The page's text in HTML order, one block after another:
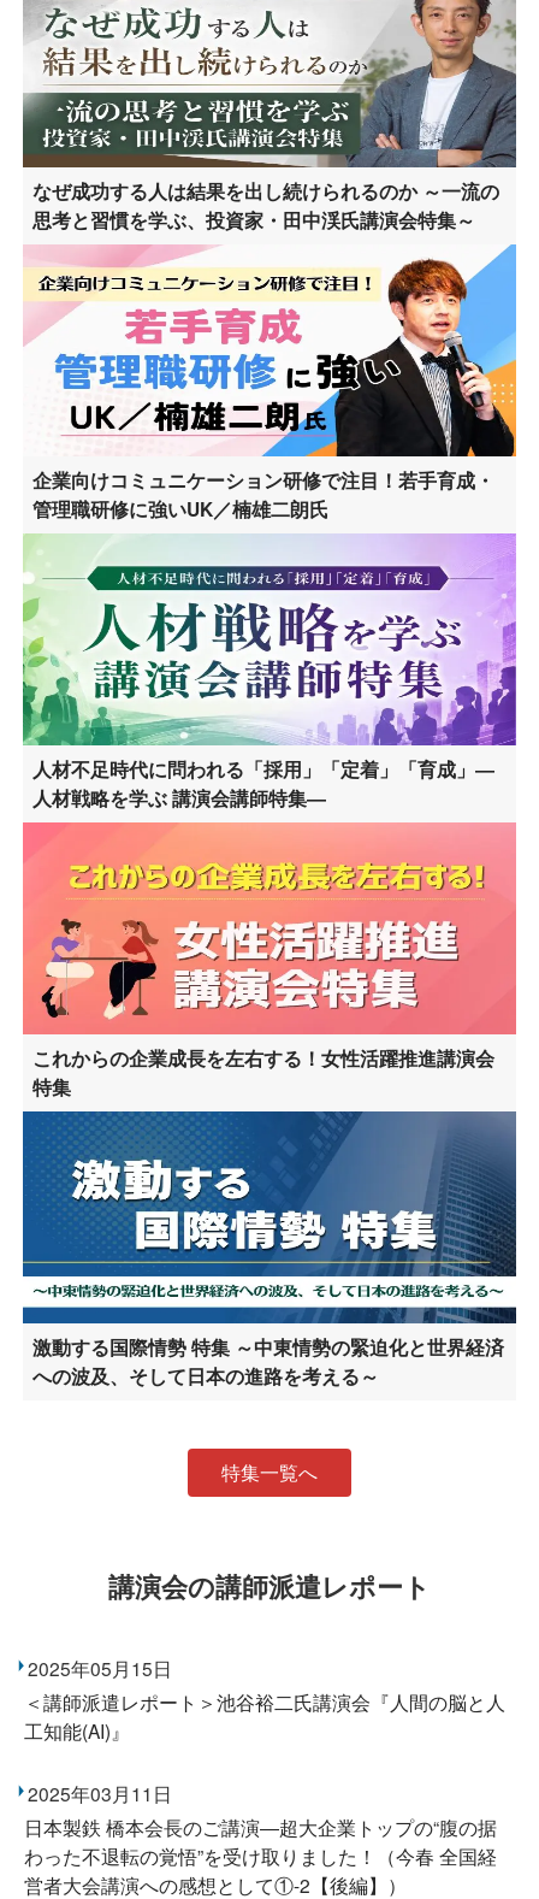
なぜ成功する人は結果を出し続けられるのか ～一流の
思考と習慣を学ぶ、投資家・田中渓氏講演会特集～
企業向けコミュニケーション研修で注目！若手育成・
管理職研修に強いUK／楠雄二朗氏
人材不足時代に問われる「採用」「定着」「育成」―
人材戦略を学ぶ 講演会講師特集―
これからの企業成長を左右する！女性活躍推進講演会
特集
激動する国際情勢 特集 ～中東情勢の緊迫化と世界経済
への波及、そして日本の進路を考える～
特集一覧へ
講演会の講師派遣レポート
2025年05月15日
＜講師派遣レポート＞池谷裕二氏講演会『人間の脳と人
工知能(AI)』
2025年03月11日
日本製鉄 橋本会長のご講演―超大企業トップの“腹の据
わった不退転の覚悟”を受け取りました！（今春 全国経
営者大会講演への感想として①-2【後編】）